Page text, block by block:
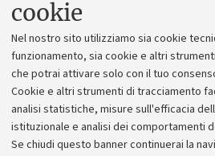
cookie
Nel nostro sito utilizziamo sia cookie
funzionamento, sia cookie e altri
che potrai attivare solo con il tuo
Cookie e altri strumenti di tracciamento
analisi statistiche, misure sull'efficacia
istituzionale e analisi dei comportamenti
Se chiudi questo banner continuerai la
Francesco Mancini
Bologna
18:10| Alumni Donors
Andrea Pareschi, Regione
Delegazione presso l’UE
18:20|Casa Emilia, per una